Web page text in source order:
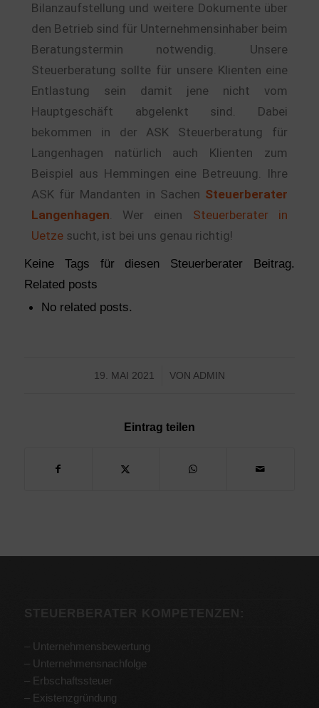
Bilanzaufstellung und weitere Dokumente über
den Betrieb sind für Unternehmensinhaber beim
Beratungstermin notwendig. Unsere
Steuerberatung sollte für unsere Klienten eine
Entlastung sein damit jene nicht vom
Hauptgeschäft abgelenkt sind. Dabei
bekommen in der ASK Steuerberatung für
Langenhagen natürlich auch Klienten zum
Beispiel aus Hemmingen eine Betreuung. Ihre
ASK für Mandanten in Sachen Steuerberater
Langenhagen. Wer einen Steuerberater in
Uetzesucht, ist bei uns genau richtig!
Keine Tags für diesen Steuerberater Beitrag.
Related posts
No related posts.
19. MAI 2021
/ VON ADMIN
Eintrag teilen
STEUERBERATER KOMPETENZEN:
– Unternehmensbewertung
– Unternehmensnachfolge
– Erbschaftssteuer
– Existenzgründung